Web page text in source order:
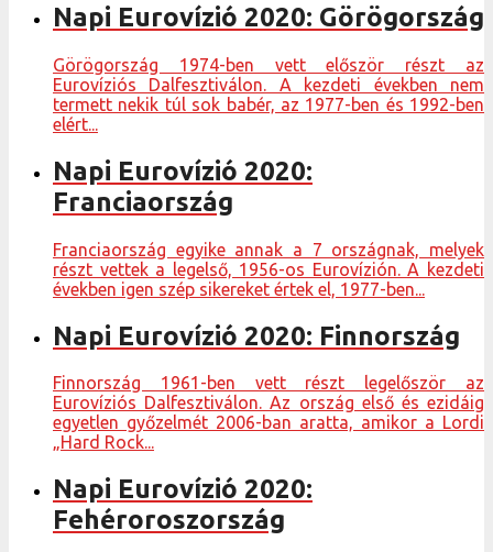
Napi Eurovízió 2020: Görögország
Görögország 1974-ben vett először részt az
Eurovíziós Dalfesztiválon. A kezdeti években nem
termett nekik túl sok babér, az 1977-ben és 1992-ben
elért...
Napi Eurovízió 2020:
Franciaország
Franciaország egyike annak a 7 országnak, melyek
részt vettek a legelső, 1956-os Eurovízión. A kezdeti
években igen szép sikereket értek el, 1977-ben...
Napi Eurovízió 2020: Finnország
Finnország 1961-ben vett részt legelőször az
Eurovíziós Dalfesztiválon. Az ország első és ezidáig
egyetlen győzelmét 2006-ban aratta, amikor a Lordi
„Hard Rock...
Napi Eurovízió 2020:
Fehéroroszország